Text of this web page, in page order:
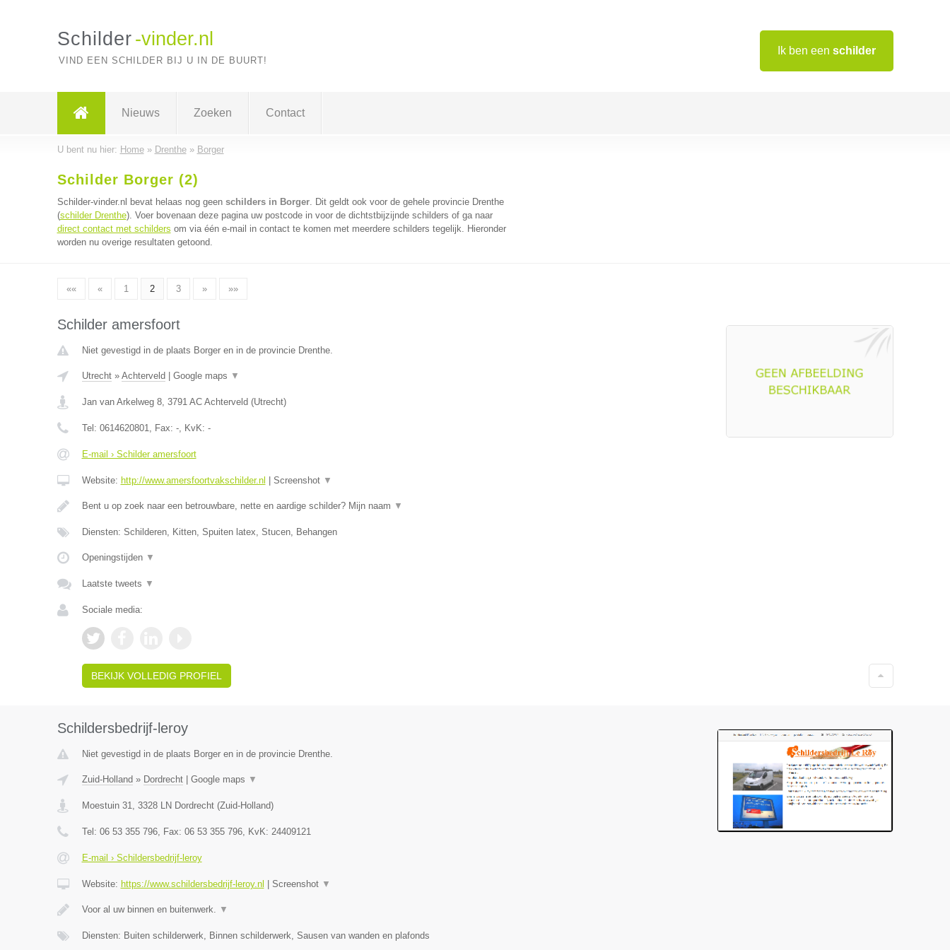
Ik ben een schilder
Schilder -vinder.nl
VIND EEN SCHILDER BIJ U IN DE BUURT!
Nieuws Zoeken Contact
U bent nu hier: Home» Drenthe» Borger
Schilder Borger (2)
Schilder-vinder.nl bevat helaas nog geen schilders in Borger. Dit geldt ook voor de gehele provincie Drenthe
(schilder Drenthe). Voer bovenaan deze pagina uw postcode in voor de dichtstbijzijnde schilders of ga naar
direct contact met schilders om via één e-mail in contact te komen met meerdere schilders tegelijk. Hieronder
worden nu overige resultaten getoond.
«« « 1 2 3 » »»
Schilder amersfoort
Niet gevestigd in de plaats Borger en in de provincie Drenthe.
Utrecht» Achterveld Google maps ▼
Jan van Arkelweg 8, 3791 AC Achterveld (Utrecht)
Tel: 0614620801, Fax: -, KvK: -
E-mail › Schilder amersfoort
Website: http://www.amersfoortvakschilder.nl Screenshot ▼
Bent u op zoek naar een betrouwbare, nette en aardige schilder? Mijn naam ▼
Diensten: Schilderen, Kitten, Spuiten latex, Stucen, Behangen
Openingstijden ▼
Laatste tweets ▼
Sociale media:
BEKIJK VOLLEDIG PROFIEL
Schildersbedrijf-leroy
Niet gevestigd in de plaats Borger en in de provincie Drenthe.
Zuid-Holland » Dordrecht| Google maps ▼
Moestuin 31, 3328 LN Dordrecht(Zuid-Holland)
Tel: 06 53 355 796, Fax: 06 53 355 796, KvK: 24409121
E-mail › Schildersbedrijf-leroy
Website: https://www.schildersbedrijf-leroy.nl Screenshot ▼
Voor al uw binnen en buitenwerk. ▼
Diensten: Buiten schilderwerk, Binnen schilderwerk, Sausen van wanden en plafonds